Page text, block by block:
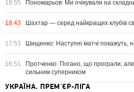
18:55 Пономарьов: Ми очікували на
18:43 Шахтар — серед найкращих клубів
17:53 Шищенко: Наступні матчі покажуть,
16:51
Протченко: Погано, що програли,
сильним суперником
УКРАЇНА. ПРЕМ'ЄР-ЛІГА